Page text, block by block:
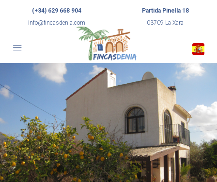
(+34) 629 668 904
info@fincasdenia.com
Partida Pinella 18
03709 La Xara